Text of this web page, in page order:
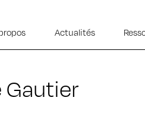
Actualités
Gautier